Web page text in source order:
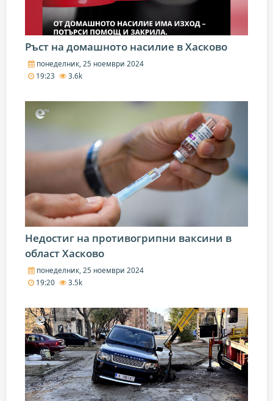
Ръст на домашното насилие в Хасково
понеделник, 25 ноември 2024
19:23
3.6k
Недостиг на противогрипни ваксини в
област Хасково
понеделник, 25 ноември 2024
19:20
3.5k